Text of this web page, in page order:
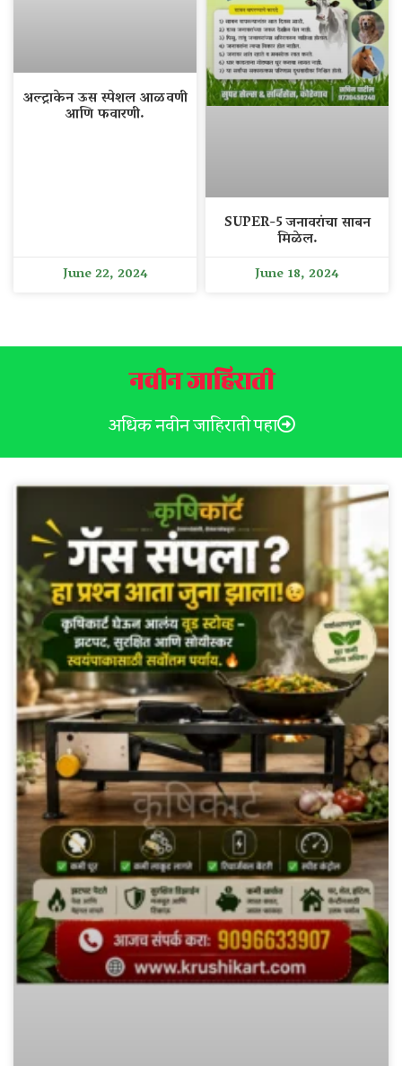
अल्ट्राकेन ऊस स्पेशल आळवणी
आणि फवारणी.
June 22, 2024
SUPER-5 जनावरांचा साबन
मिळेल.
June 18, 2024
नवीन जाहिराती
अधिक नवीन जाहिराती पहा